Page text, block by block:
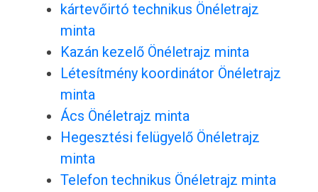
kártevőirtó technikus Önéletrajz
minta
Kazán kezelő Önéletrajz minta
Létesítmény koordinátor Önéletrajz
minta
Ács Önéletrajz minta
Hegesztési felügyelő Önéletrajz
minta
Telefon technikus Önéletrajz minta